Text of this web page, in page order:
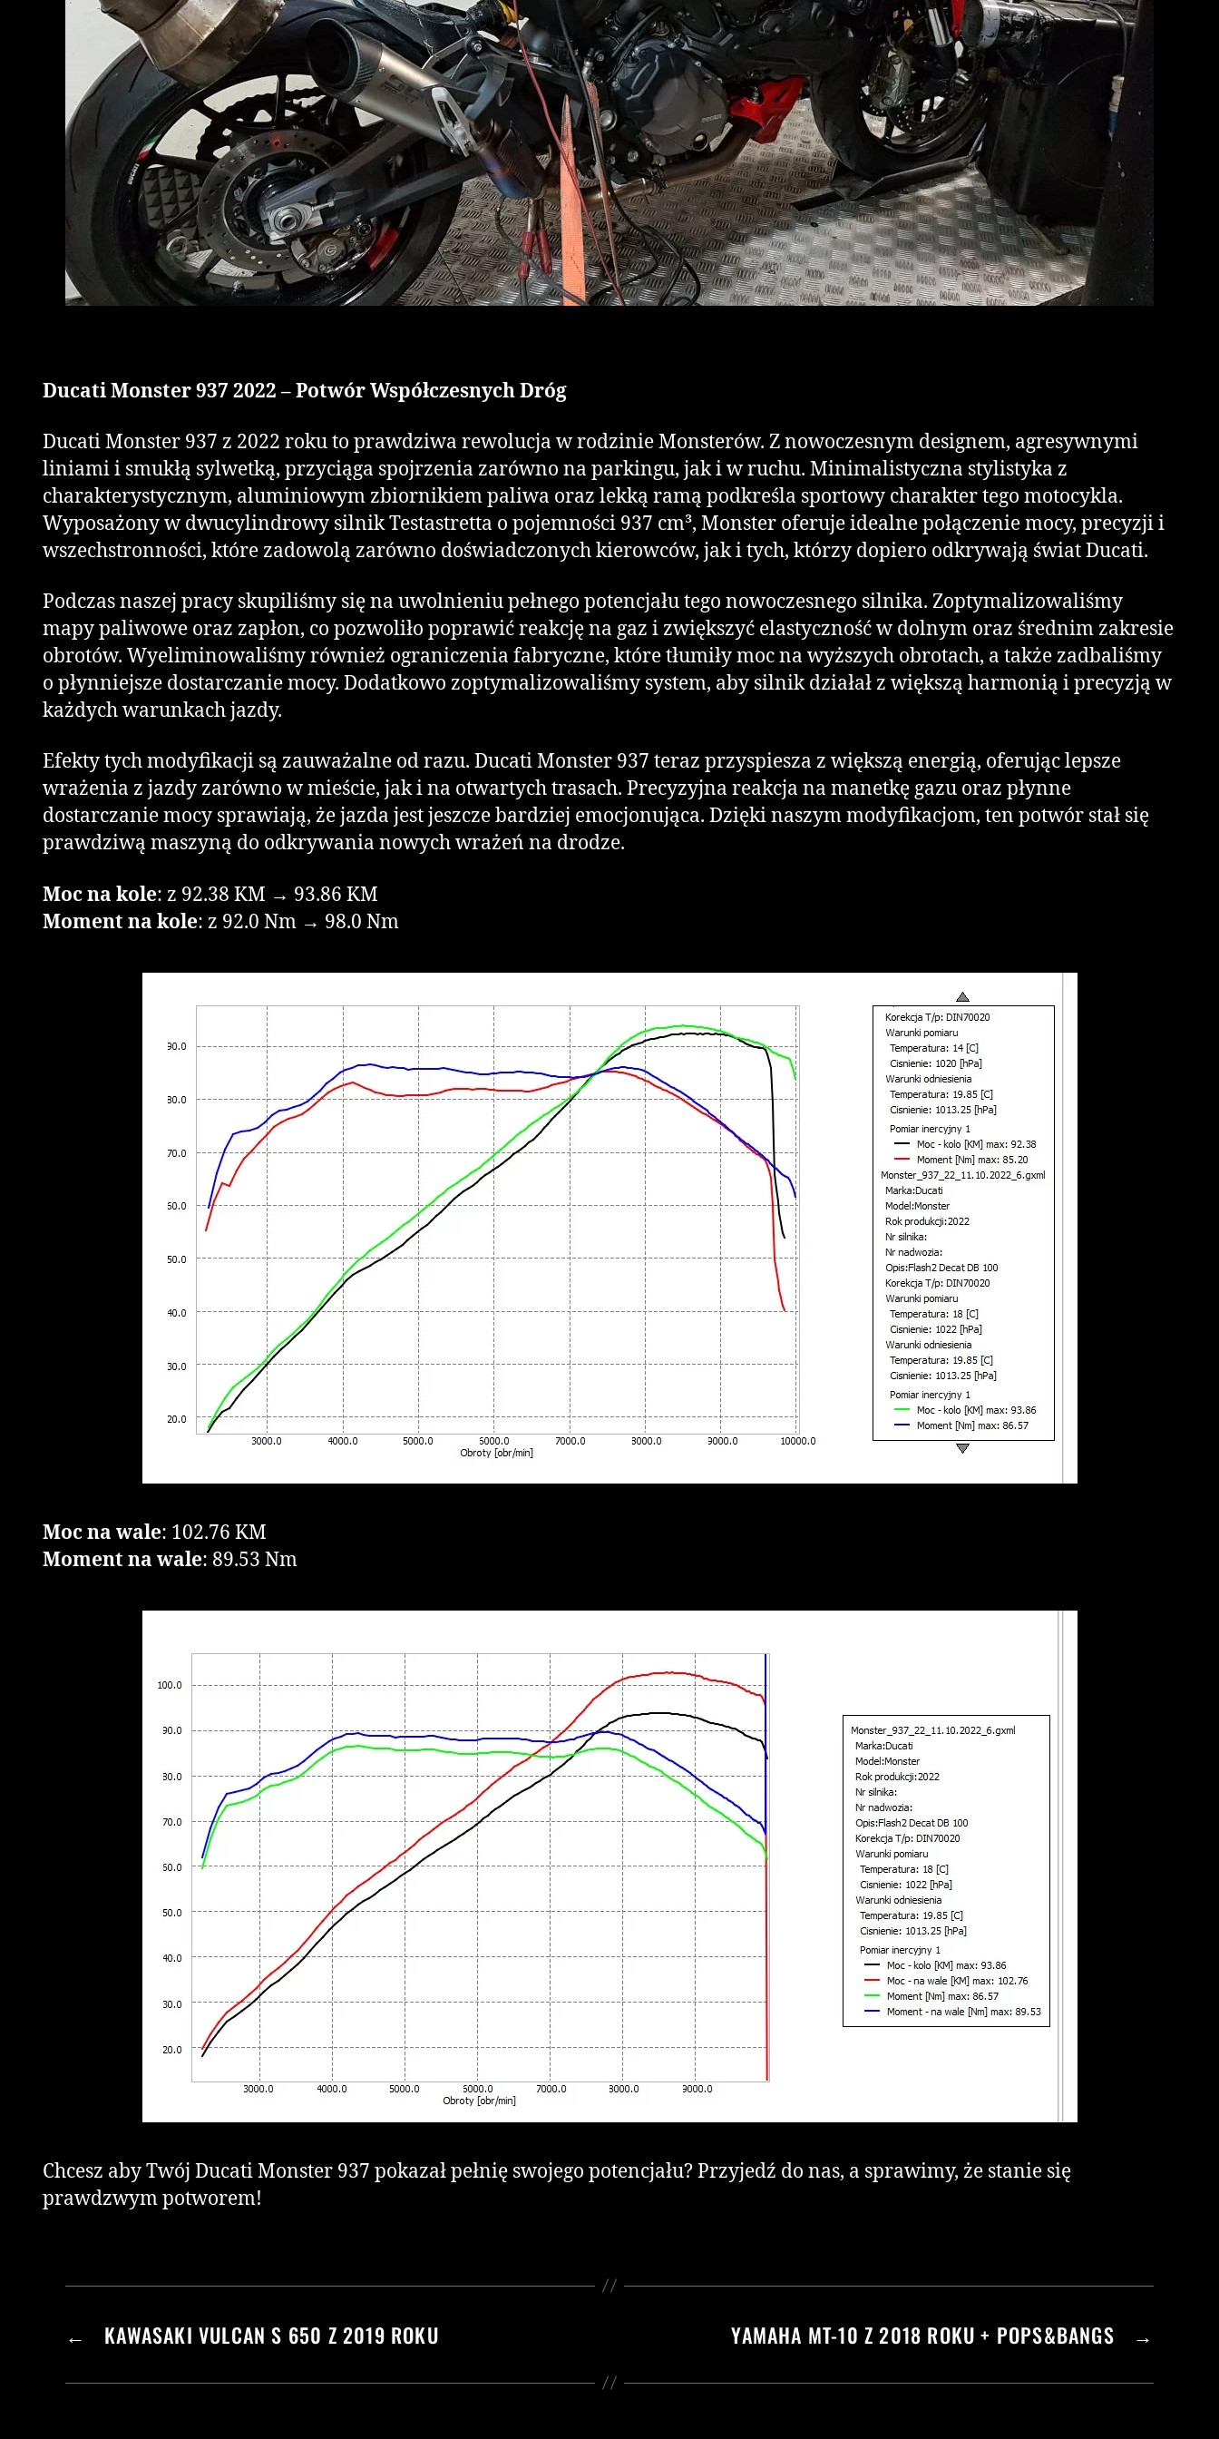
Ducati Monster 937 2022 – Potwór Współczesnych Dróg
Ducati Monster 937 z 2022 roku to prawdziwa rewolucja w rodzinie Monsterów. Z nowoczesnym designem, agresywnymi
liniami i smukłą sylwetką, przyciąga spojrzenia zarówno na parkingu, jak i w ruchu. Minimalistyczna stylistyka z
charakterystycznym, aluminiowym zbiornikiem paliwa oraz lekką ramą podkreśla sportowy charakter tego motocykla.
Wyposażony w dwucylindrowy silnik Testastretta o pojemności 937 cm³, Monster oferuje idealne połączenie mocy, precyzji i
wszechstronności, które zadowolą zarówno doświadczonych kierowców, jak i tych, którzy dopiero odkrywają świat Ducati.
Podczas naszej pracy skupiliśmy się na uwolnieniu pełnego potencjału tego nowoczesnego silnika. Zoptymalizowaliśmy
mapy paliwowe oraz zapłon, co pozwoliło poprawić reakcję na gaz i zwiększyć elastyczność w dolnym oraz średnim zakresie
obrotów. Wyeliminowaliśmy również ograniczenia fabryczne, które tłumiły moc na wyższych obrotach, a także zadbaliśmy
o płynniejsze dostarczanie mocy. Dodatkowo zoptymalizowaliśmy system, aby silnik działał z większą harmonią i precyzją w
każdych warunkach jazdy.
Efekty tych modyfikacji są zauważalne od razu. Ducati Monster 937 teraz przyspiesza z większą energią, oferując lepsze
wrażenia z jazdy zarówno w mieście, jak i na otwartych trasach. Precyzyjna reakcja na manetkę gazu oraz płynne
dostarczanie mocy sprawiają, że jazda jest jeszcze bardziej emocjonująca. Dzięki naszym modyfikacjom, ten potwór stał się
prawdziwą maszyną do odkrywania nowych wrażeń na drodze.
Moc na kole: z 92.38 KM → 93.86 KM
Moment na kole: z 92.0 Nm → 98.0 Nm
Moc na wale: 102.76 KM
Moment na wale: 89.53 Nm
Chcesz aby Twój Ducati Monster 937 pokazał pełnię swojego potencjału? Przyjedź do nas, a sprawimy, że stanie się
prawdzwym potworem!
← KAWASAKI VULCAN S 650 Z 2019 ROKU →
YAMAHA MT-10 Z 2018 ROKU + POPS&BANGS